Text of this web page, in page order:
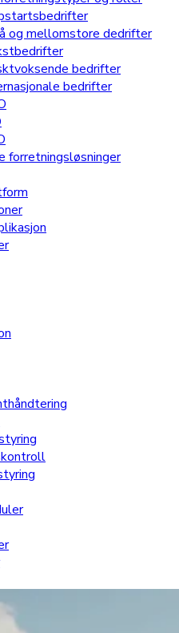
og mellomstore dedrifter
bedrifter
bedrifter
forretningsløsninger